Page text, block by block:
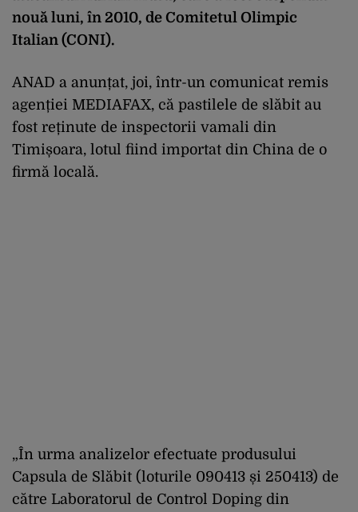
nouă luni, în 2010, de Comitetul Olimpic
Italian (CONI).
ANAD a anunțat, joi, într-un comunicat remis
agenției MEDIAFAX, că pastilele de slăbit au
fost reținute de inspectorii vamali din
Timișoara, lotul fiind importat din China de o
firmă locală.
„În urma analizelor efectuate produsului
Capsula de Slăbit (loturile 090413 și 250413) de
către Laboratorul de Control Doping din